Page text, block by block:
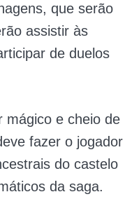
que serão
assistir às
de duelos
mágico e cheio de
fazer o jogador
do castelo
da saga.